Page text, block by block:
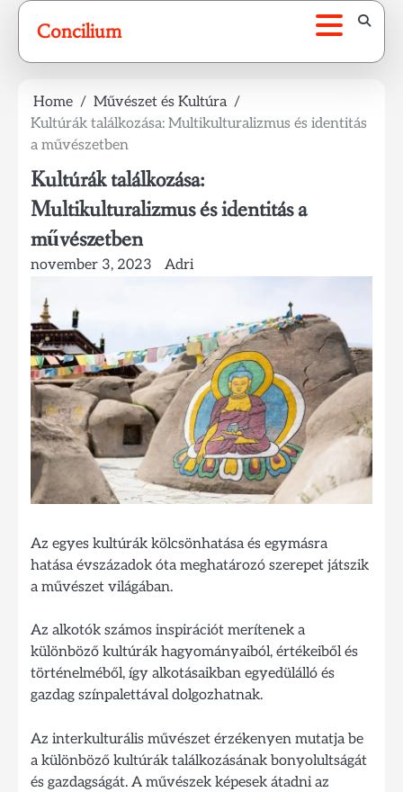
Skip
content
Concilium
Home
Művészet és Kultúra
Kultúrák találkozása: Multikulturalizmus és identitás
a művészetben
Kultúrák találkozása:
Multikulturalizmus és identitás a
művészetben
november 3, 2023 Adri
Az egyes kultúrák kölcsönhatása és egymásra
hatása évszázadok óta meghatározó szerepet játszik
a művészet világában.
Az alkotók számos inspirációt merítenek a
különböző kultúrák hagyományaiból, értékeiből és
történelméből, így alkotásaikban egyedülálló és
gazdag színpalettával dolgozhatnak.
Az interkulturális művészet érzékenyen mutatja be
a különböző kultúrák találkozásának bonyolultságát
és gazdagságát. A művészek képesek átadni az